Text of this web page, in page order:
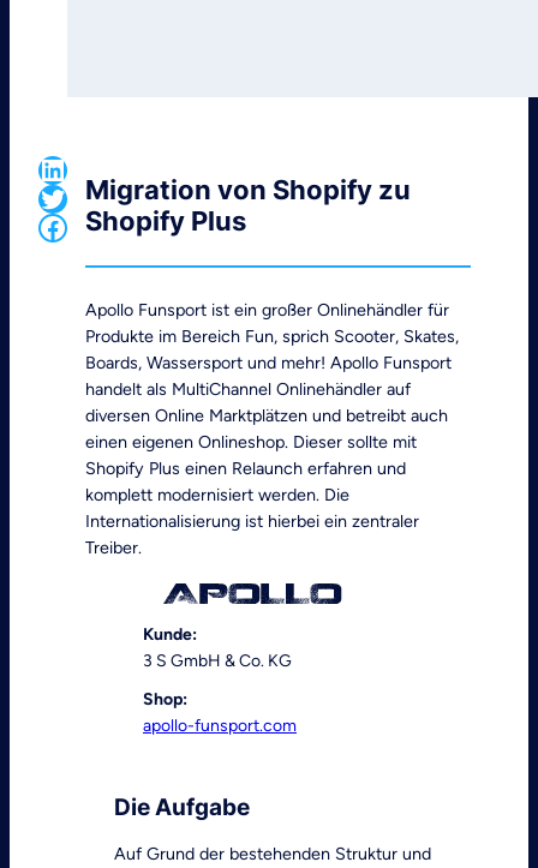
LinkedIn
Twitter
Facebook
Migration von Shopify zu
Shopify Plus
Apollo Funsport ist ein großer Onlinehändler für
Produkte im Bereich Fun, sprich Scooter, Skates,
Boards, Wassersport und mehr! Apollo Funsport
handelt als MultiChannel Onlinehändler auf
diversen Online Marktplätzen und betreibt auch
einen eigenen Onlineshop. Dieser sollte mit
Shopify Plus einen Relaunch erfahren und
komplett modernisiert werden. Die
Internationalisierung ist hierbei ein zentraler
Treiber.
Kunde:
3 S GmbH & Co. KG
Shop:
apollo-funsport.com
Die Aufgabe
Auf Grund der bestehenden Struktur und